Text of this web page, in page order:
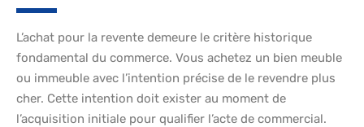
L’achat pour la revente demeure le critère historique
fondamental du commerce. Vous achetez un bien meuble
ou immeuble avec l’intention précise de le revendre plus
cher. Cette intention doit exister au moment de
l’acquisition initiale pour qualifier l’acte de commercial.